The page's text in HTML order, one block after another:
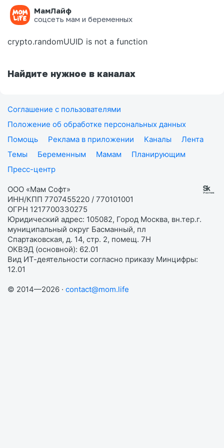
МамЛайф
соцсеть мам и беременных
Ошибка на странице
crypto.randomUUID is not a function
Найдите нужное в каналах
Соглашение с пользователями
Положение об обработке персональных данных
Помощь
Реклама в приложении Каналы
Лента
Темы
Беременным Мамам
Планирующим
Пресс-центр
ООО «Мам Софт»
ИНН/КПП 7707455220 / 770101001
ОГРН 1217700330275
Юридический адрес: 105082, Город Москва, вн.тер.г.
муниципальный округ Басманный, пл
Спартаковская, д. 14, стр. 2, помещ. 7Н
ОКВЭД (основной): 62.01
Вид ИТ-деятельности согласно приказу Минцифры:
12.01
© 2014—2026 · contact@mom.life